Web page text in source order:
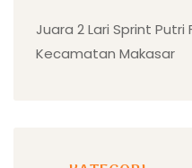
Juara 2 Lari Sprint Putri
Kecamatan Makasar